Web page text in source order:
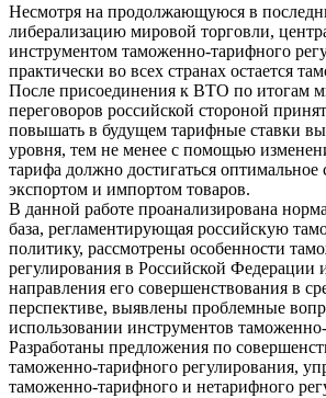
Несмотря на продолжающуюся в
либерализацию мировой торговли,
инструментом таможенно-тарифного
практически во всех странах остается
После присоединения к ВТО по итогам
переговоров российской стороной
повышать в будущем тарифные ставки
уровня, тем не менее с помощью
тарифа должно достигаться
экспортом и импортом товаров.
В данной работе проанализирована
база, регламентирующая российскую
политику, рассмотрены особенности
регулирования в Российской Федерации
направления его совершенствования в
перспективе, выявлены проблемные
использовании инструментов
Разработаны предложения по
таможенно-тарифного регулирования,
таможенно-тарифного и нетарифного